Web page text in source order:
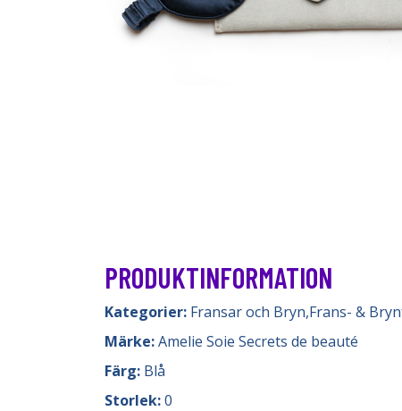
PRODUKTINFORMATION
Kategorier: Fransar och Bryn,Frans- &
Märke:Amelie Soie Secrets de beauté
Färg: Blå
Storlek:0